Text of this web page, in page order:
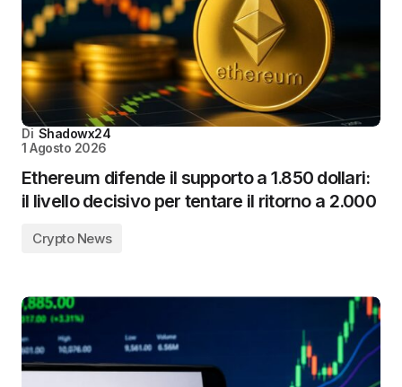
Di Shadowx24
1 Agosto 2026
Ethereum difende il supporto a 1.850 dollari:
il livello decisivo per tentare il ritorno a 2.000
Crypto News